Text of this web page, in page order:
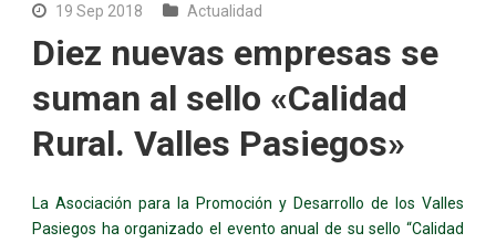
19 Sep 2018 Actualidad
Diez nuevas empresas se
suman al sello «Calidad
Rural. Valles Pasiegos»
La Asociación para la Promoción y Desarrollo de los Valles
Pasiegos ha organizado el evento anual de su sello “Calidad